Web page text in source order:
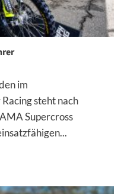
im
steht nach
Supercross